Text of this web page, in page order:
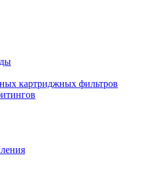
картриджных фильтров